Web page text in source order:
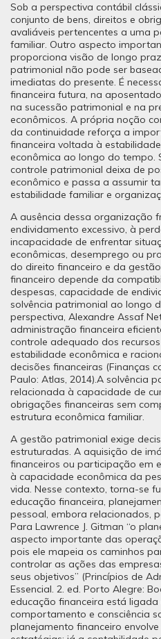
Sob a perspectiva contábil
conjunto de bens, direitos e
avaliáveis pertencentes a uma
familiar. Outro aspecto
proporciona visão de longo
patrimonial não pode ser
imediatas do presente. É
financeira futura, na
na sucessão patrimonial e na
econômicos. A própria noção
da continuidade reforça a
financeira voltada à
econômica ao longo do tempo.
controle patrimonial deixa de
econômico e passa a assumir
estabilidade familiar e
A ausência dessa organização
endividamento excessivo, à
incapacidade de enfrentar
econômicas, desemprego ou
do direito financeiro e da
financeiro depende da
despesas, capacidade de
solvência patrimonial ao longo
perspectiva, Alexandre Assaf
administração financeira
controle adequado dos
estabilidade econômica e
decisões financeiras (Finanças
Paulo: Atlas, 2014).A solvência
relacionada à capacidade de
obrigações financeiras sem
estrutura econômica familiar.
A gestão patrimonial exige
estruturadas. A aquisição de
financeiros ou participação em
à capacidade econômica da
vida. Nesse contexto, torna-se
educação financeira,
pessoal, embora relacionados,
Para Lawrence J. Gitman “o
aspecto importante das
pois ele mapeia os caminhos
controlar as ações das
seus objetivos” (Princípios de
Essencial. 2. ed. Porto Alegre:
educação financeira está
comportamento e consciência
planejamento financeiro